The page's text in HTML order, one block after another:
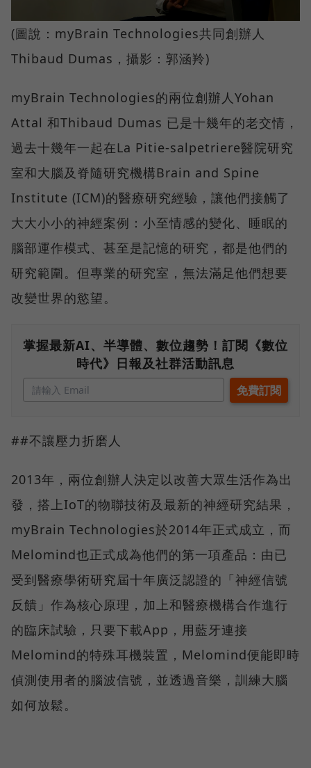
(圖說：myBrain Technologies共同創辦人
Thibaud Dumas，攝影：郭涵羚)
myBrain Technologies的兩位創辦人Yohan
Attal 和Thibaud Dumas 已是十幾年的老交情，
過去十幾年一起在La Pitie-salpetriere醫院研究
室和大腦及脊隨研究機構Brain and Spine
Institute (ICM)的醫療研究經驗，讓他們接觸了
大大小小的神經案例：小至情感的變化、睡眠的
腦部運作模式、甚至是記憶的研究，都是他們的
研究範圍。但專業的研究室，無法滿足他們想要
改變世界的慾望。
掌握最新AI、半導體、數位趨勢！訂閱《數位
時代》日報及社群活動訊息
##不讓壓力折磨人
2013年，兩位創辦人決定以改善大眾生活作為出
發，搭上IoT的物聯技術及最新的神經研究結果，
myBrain Technologies於2014年正式成立，而
Melomind也正式成為他們的第一項產品：由已
受到醫療學術研究屆十年廣泛認證的「神經信號
反饋」作為核心原理，加上和醫療機構合作進行
的臨床試驗，只要下載App，用藍牙連接
Melomind的特殊耳機裝置，Melomind便能即時
偵測使用者的腦波信號，並透過音樂，訓練大腦
如何放鬆。